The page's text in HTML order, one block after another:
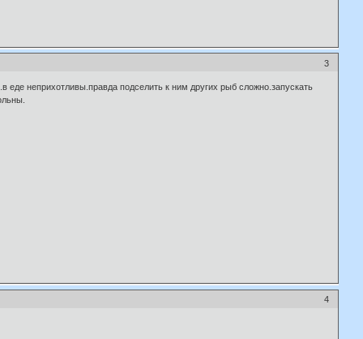
3
неприхотливы.правда подселить к ним других рыб сложно.запускать
4